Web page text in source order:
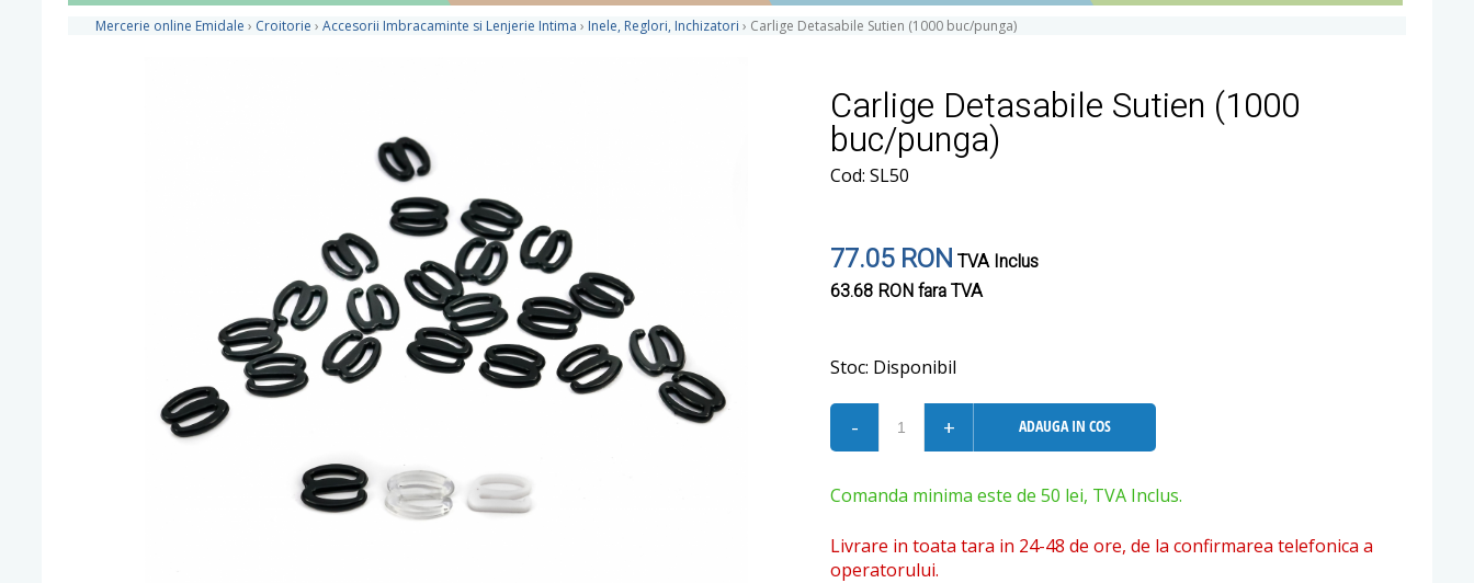
Mercerie online Emidale › Croitorie › Accesorii Imbracaminte si Lenjerie Intima › Inele, Reglori, Inchizatori › Carlige Detasabile Sutien (1000 buc/punga)
Carlige Detasabile Sutien (1000
buc/punga)
Cod: SL50
77.05 RON TVA Inclus
63.68 RONfara TVA
Stoc: Disponibil
- + ADAUGA IN COS
Comanda minima este de 50 lei, TVA Inclus.
Livrare in toata tara in 24-48 de ore, de la confirmarea telefonica a
operatorului.